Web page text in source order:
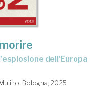
l'esplosione dell'Europa
Bologna, 2025